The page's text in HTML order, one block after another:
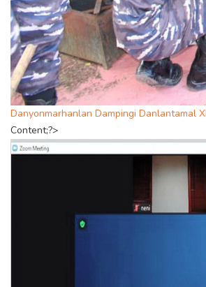
Danyonmarhanlan Dampingi Danlantamal
Content;?>